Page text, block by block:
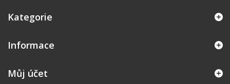
Kategorie
Informace
Můj účet